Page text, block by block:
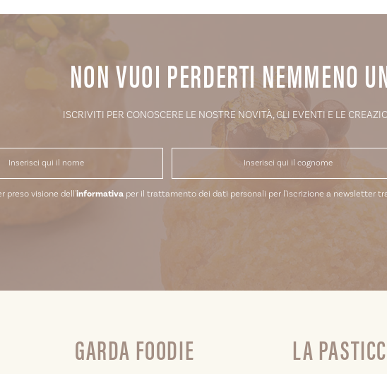
NON VUOI PERDERTI NEMMENO
ISCRIVITI PER CONOSCERE LE NOSTRE NOVITÀ, GLI EVENTI E LE
preso visione dell'informativaper il trattamento dei dati personali per l'iscrizione a newsletter
GARDA FOODIE LA